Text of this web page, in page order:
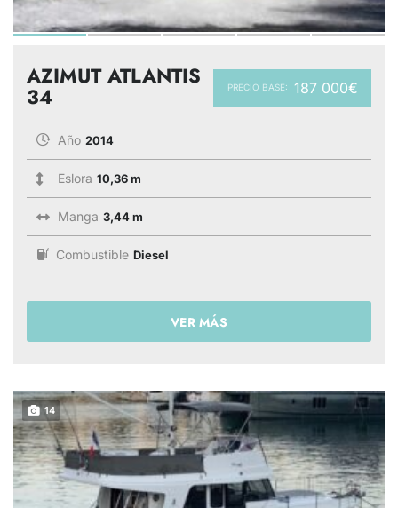
PRECIO BASE: 187 000€
AZIMUT ATLANTIS
34
Año 2014
Eslora 10,36 m
Manga 3,44 m
Combustible Diesel
VER MÁS
14